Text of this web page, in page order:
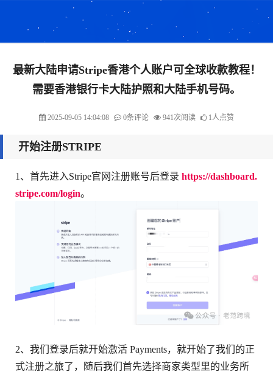
最新大陆申请Stripe香港个人账户可全球收款教程！
需要香港银行卡大陆护照和大陆手机号码。
2025-09-05 14:04:08 0条评论 941次阅读 1人点赞
开始注册STRIPE
1、首先进入Stripe官网注册账号后登录 https://dashboard.
stripe.com/login。
2、我们登录后就开始激活 Payments，就开始了我们的正
式注册之旅了，随后我们首先选择商家类型里的业务所